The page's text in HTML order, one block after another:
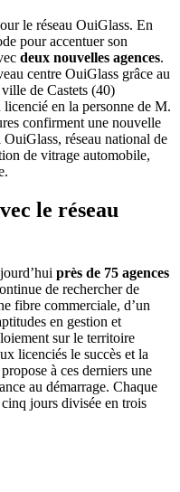
le réseau OuiGlass. En
pour accentuer son
deux nouvelles agences.
centre OuiGlass grâce au
de Castets (40)
en la personne de M.
confirment une nouvelle
réseau national de
de vitrage automobile,
le réseau
près de 75 agences
de rechercher de
fibre commerciale, d’un
en gestion et
sur le territoire
licenciés le succès et la
à ces derniers une
au démarrage. Chaque
jours divisée en trois